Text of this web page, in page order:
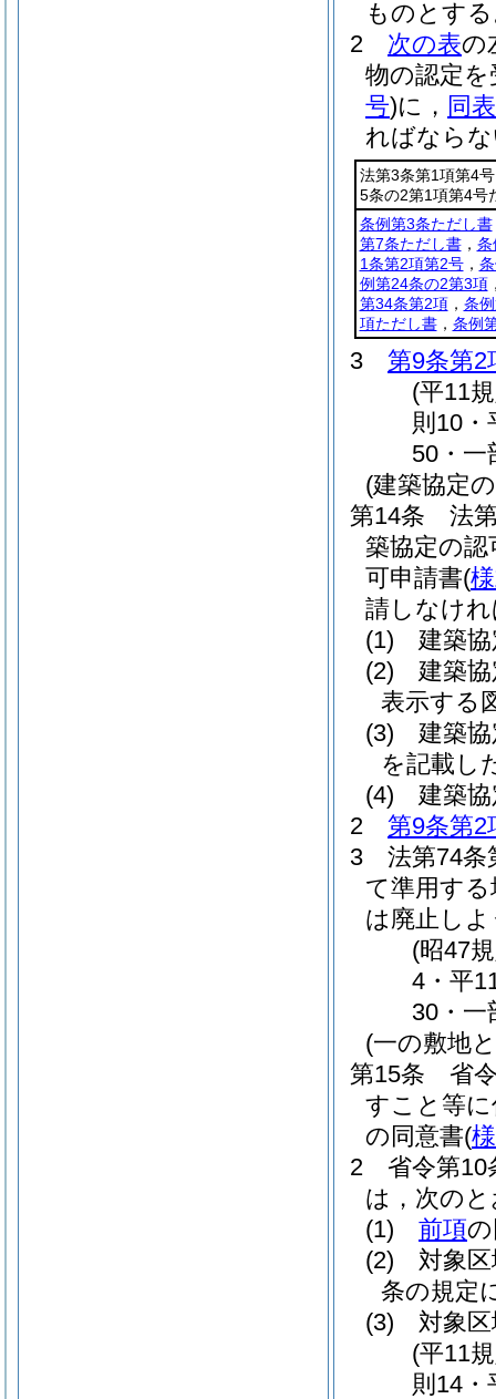
ものとす
2
次の表の
物の認定
号)に， 同表
ればなら
法第3条第1項第4
5条の2第1項第4号
条例第3条ただし書
第7条ただし書， 条
1条第2項第2号，
例第24条の2第3項
第34条第2項， 条
項ただし書， 条例
3
第9条第2
(平11
則10・
50・一
(建築協定
第14条
法
築協定の
可申請書(
請しなけ
(1)
建築
(2)
建築
表示する
(3)
建築
を記載し
(4)
建築
2
第9条第2
3
法第74条
て準用す
は廃止し
(昭47
4・平
30・一
(一の敷地
第15条
省
すこと等
の同意書(
2
省令第10
は，次の
(1)
前項
(2)
対象
条の規定
(3)
対象
(平11
則14・